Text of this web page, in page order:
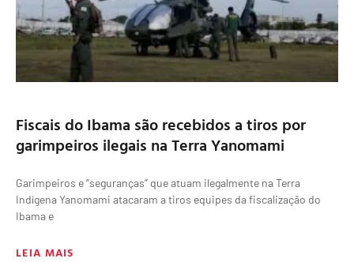
Fiscais do Ibama são recebidos a tiros por
garimpeiros ilegais na Terra Yanomami
Garimpeiros e “seguranças” que atuam ilegalmente na Terra
Indígena Yanomami atacaram a tiros equipes da fiscalização do
Ibama e
LEIA MAIS